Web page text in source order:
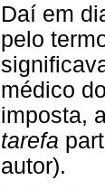
Daí em
pelo
médico
imposta,
tarefa
autor).